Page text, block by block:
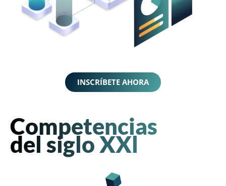
INSCRÍBETE AHORA
Competencias
del siglo XXl